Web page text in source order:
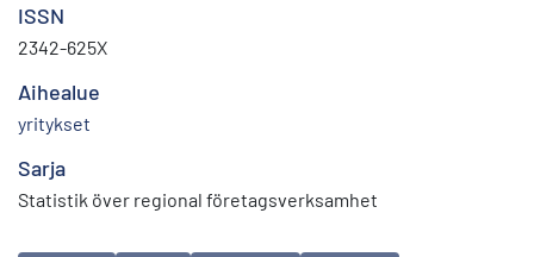
ISSN
2342-625X
Aihealue
yritykset
Sarja
Statistik över regional företagsverksamhet